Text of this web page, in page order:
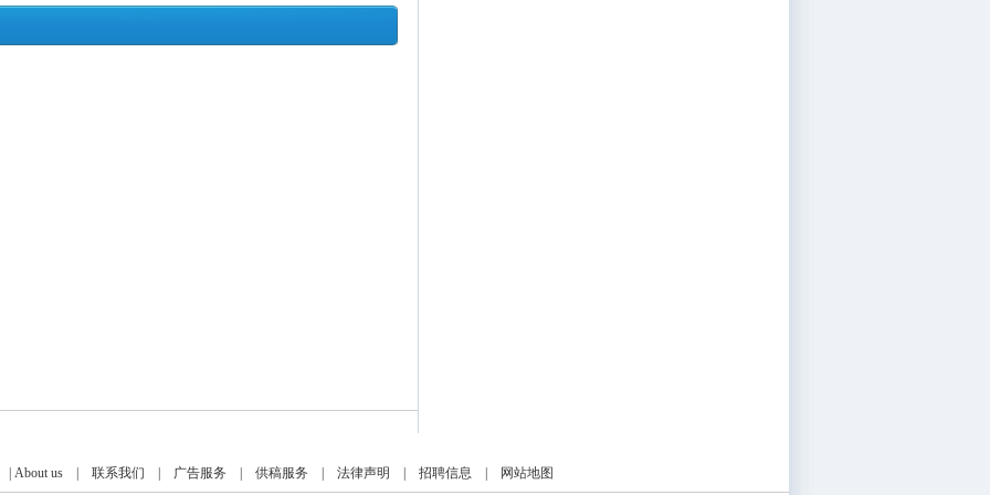
About us| 联系我们 | 广告服务 | 供稿服务 | 法律声明 | 招聘信息 | 网站地图